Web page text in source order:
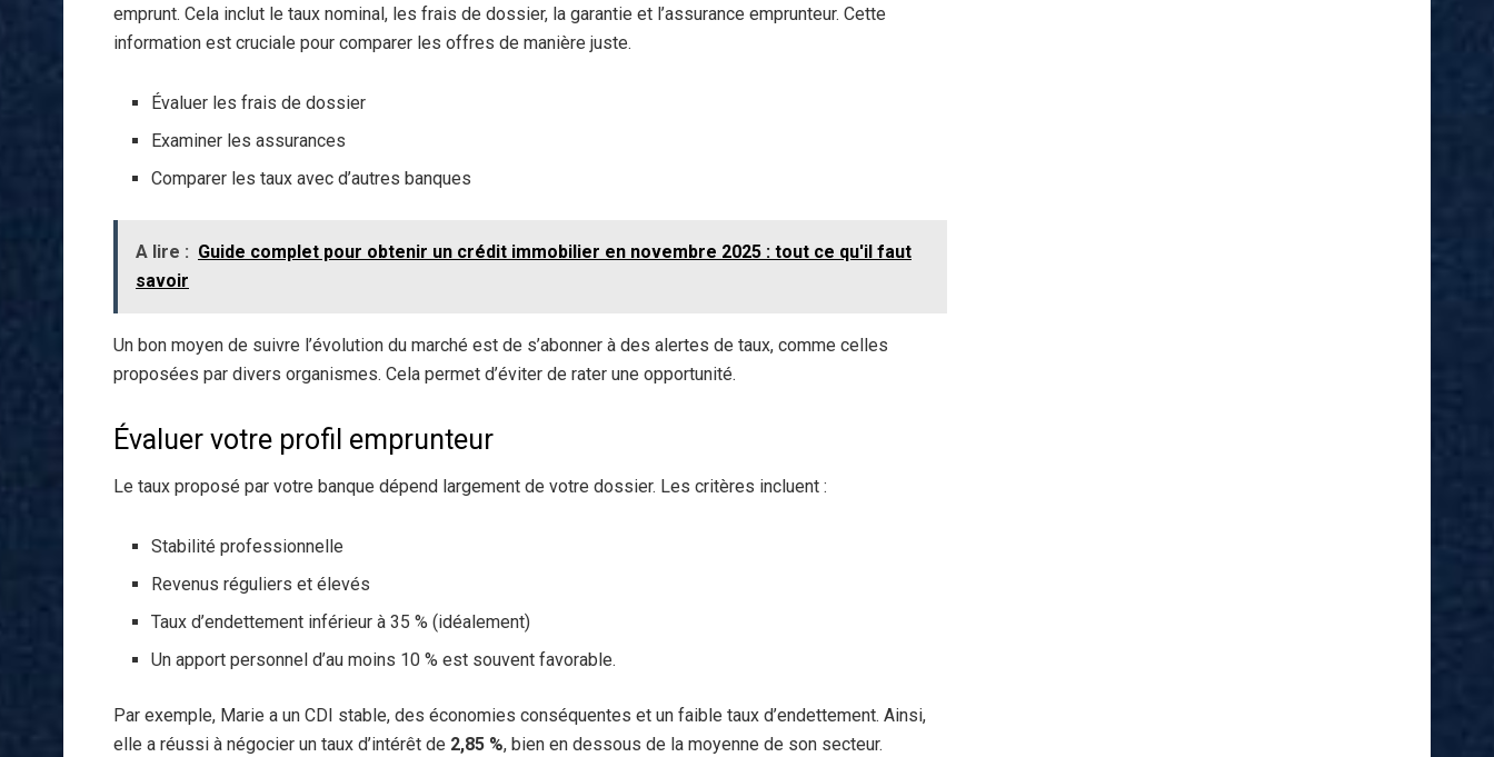
emprunt. Cela inclut le taux nominal, les frais de dossier, la garantie et l’assurance emprunteur. Cette
information est cruciale pour comparer les offres de manière juste.
Évaluer les frais de dossier
Examiner les assurances
Comparer les taux avec d’autres banques
A lire : Guide complet pour obtenir un crédit immobilier en novembre 2025 : tout ce qu'il faut
savoir
Un bon moyen de suivre l’évolution du marché est de s’abonner à des alertes de taux, comme celles
proposées par divers organismes. Cela permet d’éviter de rater une opportunité.
Évaluer votre profil emprunteur
Le taux proposé par votre banque dépend largement de votre dossier. Les critères incluent :
Stabilité professionnelle
Revenus réguliers et élevés
Taux d’endettement inférieur à 35 % (idéalement)
Un apport personnel d’au moins 10 % est souvent favorable.
Par exemple, Marie a un CDI stable, des économies conséquentes et un faible taux d’endettement. Ainsi,
elle a réussi à négocier un taux d’intérêt de 2,85 %, bien en dessous de la moyenne de son secteur.